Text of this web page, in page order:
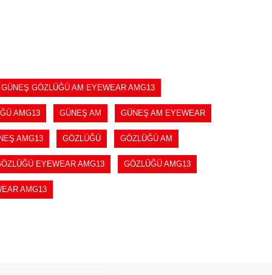
GÜNEŞ GÖZLÜĞÜ AM EYEWEAR AMG13
AMG13 GÜNEŞ AM GÜNEŞ AM EYEWEAR
AMG13 GÖZLÜĞÜ GÖZLÜĞÜ AM
EYEWEAR AMG13 GÖZLÜĞÜ AMG13
AMG13